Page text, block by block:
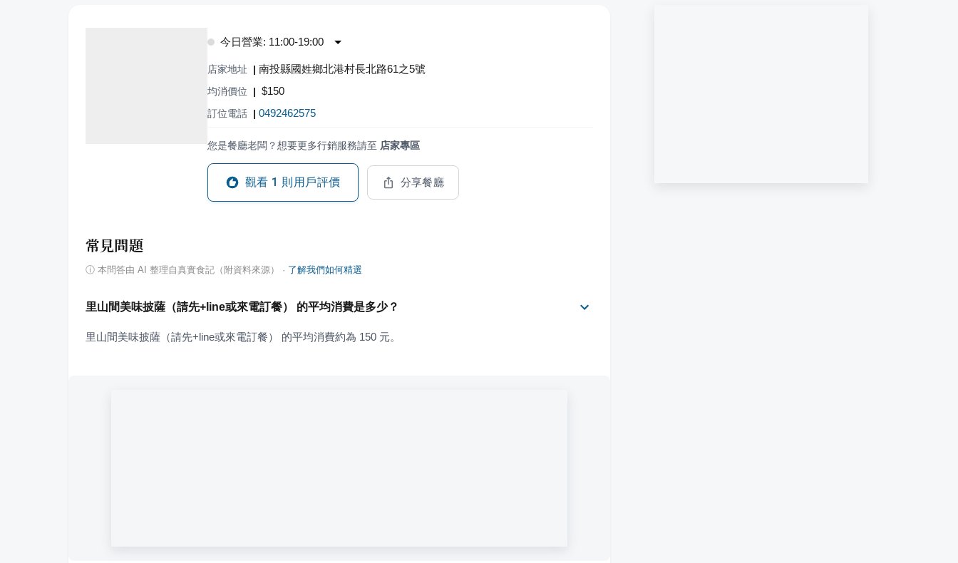
今日營業: 11:00-19:00
店家地址 | 南投縣國姓鄉北港村長北路61之5號
均消價位 | $150
訂位電話 | 0492462575
您是餐廳老闆？想要更多行銷服務請至 店家專區
觀看 1 則用戶評價 分享餐廳
常見問題
ⓘ 本問答由 AI 整理自真實食記（附資料來源） · 了解我們如何精選
里山間美味披薩（請先+line或來電訂餐） 的平均消費是多少？
里山間美味披薩（請先+line或來電訂餐） 的平均消費約為 150 元。